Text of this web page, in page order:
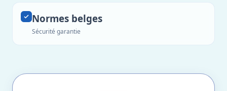
Normes belges
Sécurité garantie